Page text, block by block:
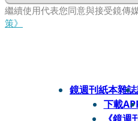
繼續使用代表您同意與接受鏡傳
策》
鏡週刊紙本雜誌
下載